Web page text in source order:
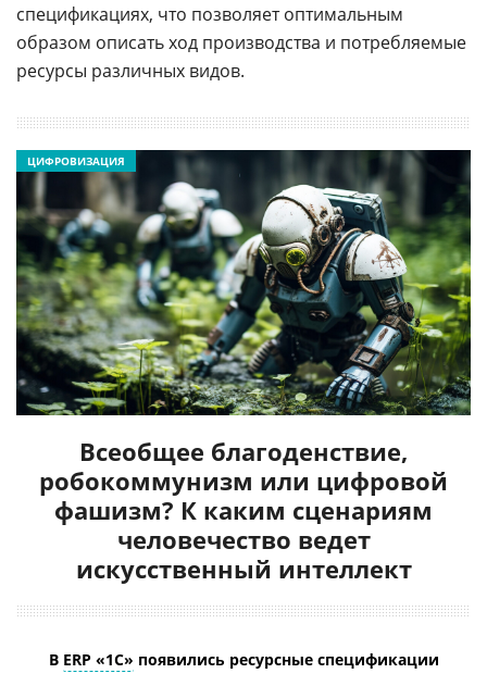
спецификациях, что позволяет оптимальным
образом описать ход производства и потребляемые
ресурсы различных видов.
Всеобщее благоденствие,
робокоммунизм или цифровой
фашизм? К каким сценариям
человечество ведет
искусственный интеллект
ЦИФРОВИЗАЦИЯ
В ERP «1С» появились ресурсные спецификации